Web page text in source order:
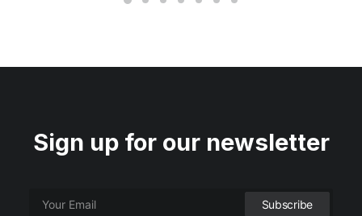
Sign up for our newsletter